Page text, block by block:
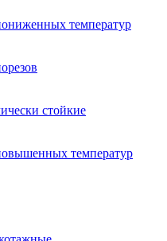
температур
стойкие
температур